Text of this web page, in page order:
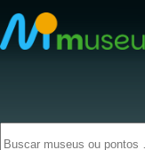
para
o
conteúdo
resultados